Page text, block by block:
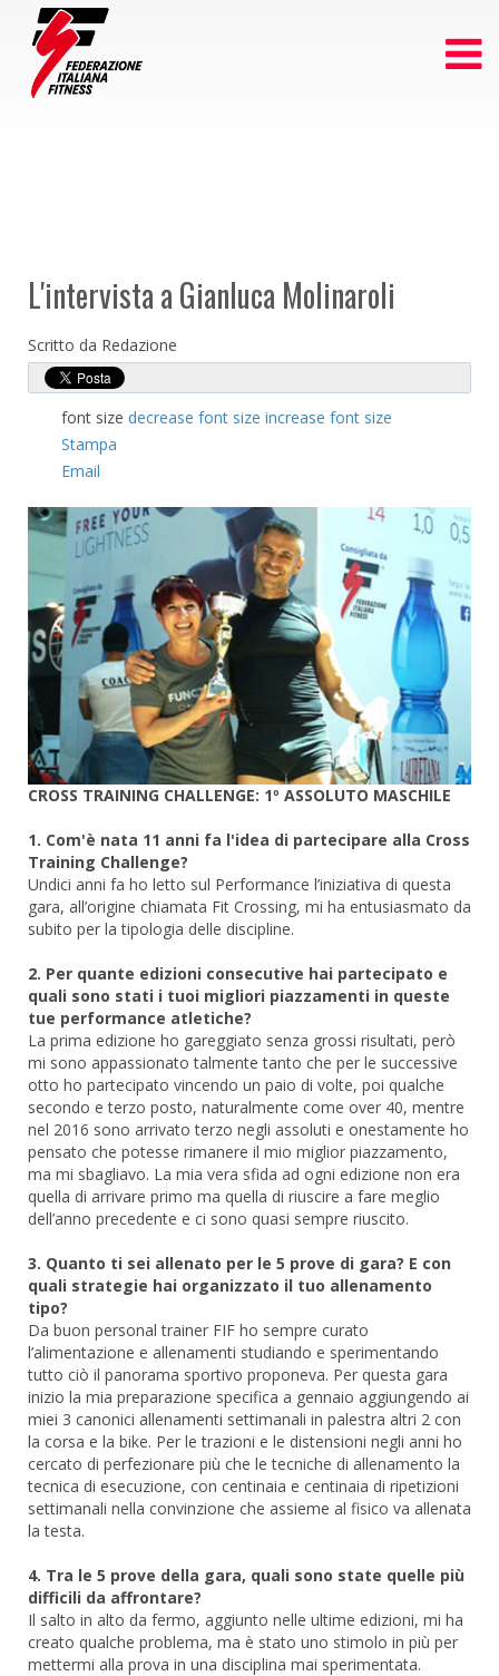
L'intervista a Gianluca Molinaroli
Scritto da Redazione
font size decrease font size increase font size
Stampa
Email
CROSS TRAINING CHALLENGE: 1º ASSOLUTO MASCHILE
1. Com'è nata 11 anni fa l'idea di partecipare alla Cross
Training Challenge?
Undici anni fa ho letto sul Performance l’iniziativa di questa
gara, all’origine chiamata Fit Crossing, mi ha entusiasmato da
subito per la tipologia delle discipline.
2. Per quante edizioni consecutive hai partecipato e
quali sono stati i tuoi migliori piazzamenti in queste
tue performance atletiche?
La prima edizione ho gareggiato senza grossi risultati, però
mi sono appassionato talmente tanto che per le successive
otto ho partecipato vincendo un paio di volte, poi qualche
secondo e terzo posto, naturalmente come over 40, mentre
nel 2016 sono arrivato terzo negli assoluti e onestamente ho
pensato che potesse rimanere il mio miglior piazzamento,
ma mi sbagliavo. La mia vera sfida ad ogni edizione non era
quella di arrivare primo ma quella di riuscire a fare meglio
dell’anno precedente e ci sono quasi sempre riuscito.
3. Quanto ti sei allenato per le 5 prove di gara? E con
quali strategie hai organizzato il tuo allenamento
tipo?
Da buon personal trainer FIF ho sempre curato
l’alimentazione e allenamenti studiando e sperimentando
tutto ciò il panorama sportivo proponeva. Per questa gara
inizio la mia preparazione specifica a gennaio aggiungendo ai
miei 3 canonici allenamenti settimanali in palestra altri 2 con
la corsa e la bike. Per le trazioni e le distensioni negli anni ho
cercato di perfezionare più che le tecniche di allenamento la
tecnica di esecuzione, con centinaia e centinaia di ripetizioni
settimanali nella convinzione che assieme al fisico va allenata
la testa.
4. Tra le 5 prove della gara, quali sono state quelle più
difficili da affrontare?
Il salto in alto da fermo, aggiunto nelle ultime edizioni, mi ha
creato qualche problema, ma è stato uno stimolo in più per
mettermi alla prova in una disciplina mai sperimentata.